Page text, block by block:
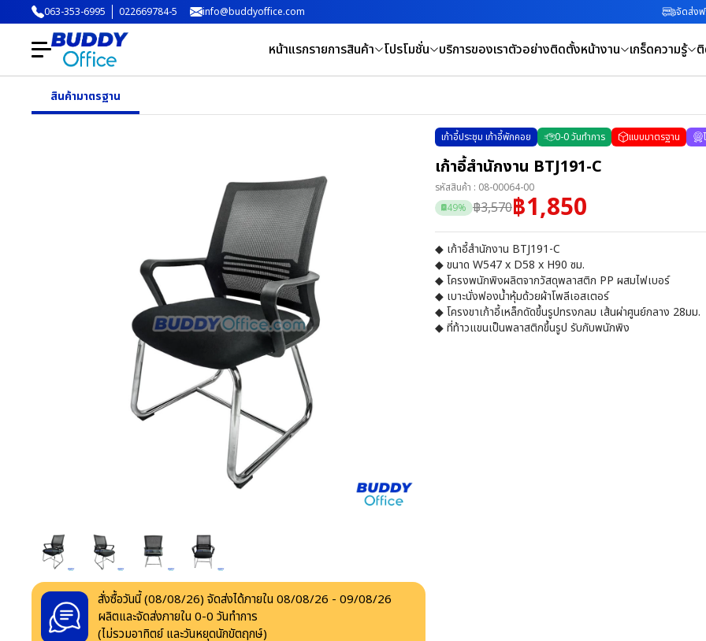
063-353-6995 022669784-5 info@buddyoffice.com จัดส่งฟ
หน้าแรกรายการสินค้า โปรโมชั่น บริการของเราตัวอย่างติดตั้งหน้างาน เกร็ดความรู้
สินค้ามาตรฐาน
สั่งซื้อวันนี้ (08/08/26) จัดส่งได้ภายใน 08/08/26 - 09/08/26
ผลิตและจัดส่งภายใน 0-0 วันทำการ
(ไม่รวมอาทิตย์ และวันหยุดนักขัตฤกษ์)
เก้าอี้ประชุม เก้าอี้พักคอย 0-0วันทำการ แบบมาตรฐาน
เก้าอี้สำนักงาน BTJ191-C
รหัสสินค้า : 08-00064-00
49% ฿3,570฿1,850
◆ เก้าอี้สำนักงาน BTJ191-C
◆ ขนาด W547 x D58 x H90 ซม.
◆ โครงพนักพิงผลิตจากวัสดุพลาสติก PP ผสมไฟเบอร์
◆ เบาะนั่งฟองน้ำหุ้มด้วยผ้าโพลีเอสเตอร์
◆ โครงขาเก้าอี้เหล็กดัดขึ้นรูปทรงกลม เส้นผ่าศูนย์กลาง 28มม.
◆ ที่ท้าวแขนเป็นพลาสติกขึ้นรูป รับกับพนักพิง